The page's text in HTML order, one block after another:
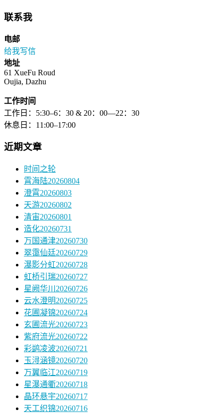
联系我
电邮
给我写信
地址
61 XueFu Roud
Oujia, Dazhu
工作时间
工作日：5:30–6：30 & 20：00—22：30
休息日：11:00–17:00
近期文章
时间之轮
霄海陆20260804
澄霄20260803
天游20260802
清宙20260801
造化20260731
万国通津20260730
翠霭仙廷20260729
瀑影分虹20260728
虹桥引瑞20260727
星阙华川20260726
云水澄明20260725
花圃凝锦20260724
玄圃流光20260723
紫府流光20260722
彩鹢凌波20260721
玉浔涵镜20260720
万翼临江20260719
星瀑通衢20260718
晶环悬宇20260717
天工织锦20260716